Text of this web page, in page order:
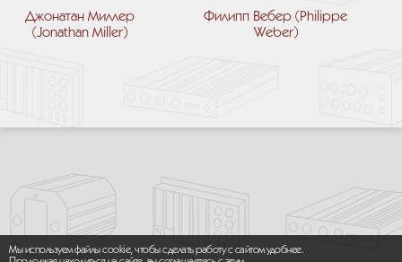
Джонатан Миллер
(Jonathan Miller)
Филипп Вебер (Philippe
Weber)
Мы используем файлы cookie, чтобы сделать работу с сайтом удобнее.